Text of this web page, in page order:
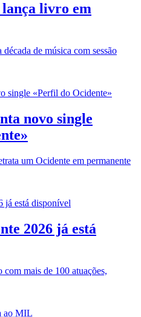
lança livro em
de música com sessão
novo single
um Ocidente em permanente
2026 já está
mais de 100 atuações,